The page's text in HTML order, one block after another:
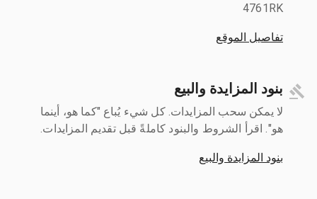
4761RK
تفاصيل الموقع
بنود المزايدة والبيع
لا يمكن سحب المزايدات. كل شيء يُباع "كما هو، أينما
هو". اقرأ الشروط والبنود كاملةً قبل تقديم المزايدات.
بنود المزايدة والبيع